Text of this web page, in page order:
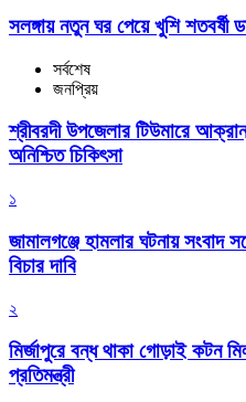
সলঙ্গায় নতুন ঘর পেয়ে খুশি শতবর্ষী
সর্বশেষ
জনপ্রিয়
শ্রীবরদী উপজেলার টিউমারে
অনিশ্চিত চিকিৎসা
১
জামালগঞ্জে হামলার ঘটনায় সংবাদ
বিচার দাবি
২
মির্জাপুরে বন্ধ থাকা গোড়াই কটন
প্রতিমন্ত্রী